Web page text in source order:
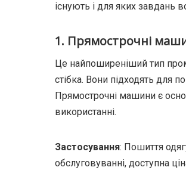
існують і для яких завдань
1. Прямострочні
Це найпоширеніший тип
стібка. Вони підходять для
Прямострочні машини є
використанні.
Застосування: Пошиття
обслуговуванні, доступна